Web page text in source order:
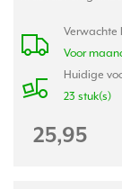
Verwachte
Voor
Huidige
23 stuk(s)
25,95